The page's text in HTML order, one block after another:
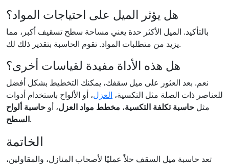
هل يؤثر الميل على احتياجات المواد؟
بالتأكيد. الميل الأكثر حدة يعني مساحة سطح تسقيف أكبر، مما
يزيد من متطلبات المواد. تقوم الحاسبة بتقدير ذلك لك.
هل هذه الأداة مفيدة لقياسات أخرى؟
نعم. بعد العثور على ميل سقفك، يمكنك التخطيط بشكل أفضل
للعناصر ذات الصلة مثل التكسية، العزل، أو الألواح باستخدام أدوات
مثل حاسبة تكلفة التكسية، مخطط مواد العزل، أو حاسبة ألواح
السطح.
الخاتمة
تعد حاسبة ميل السقف حلاً عمليًا لأصحاب المنازل، والمقاولين،